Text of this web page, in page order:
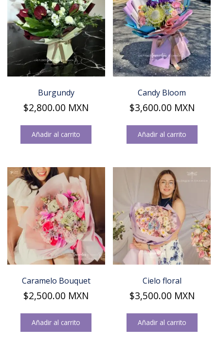
Burgundy
$2,800.00 MXN
Añadir al carrito
Candy Bloom
$3,600.00 MXN
Añadir al carrito
Caramelo Bouquet
$2,500.00 MXN
Añadir al carrito
Cielo floral
$3,500.00 MXN
Añadir al carrito